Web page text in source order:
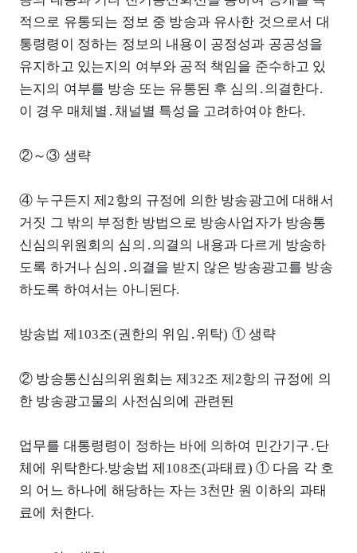
적으로 유통되는 정보 중 방송과 유사한 것으로서 대
통령령이 정하는 정보의 내용이 공정성과 공공성을
유지하고 있는지의 여부와 공적 책임을 준수하고 있
는지의 여부를 방송 또는 유통된 후 심의․의결한다.
이 경우 매체별․채널별 특성을 고려하여야 한다.
②～③ 생략
④ 누구든지 제2항의 규정에 의한 방송광고에 대해서
거짓 그 밖의 부정한 방법으로 방송사업자가 방송통
신심의위원회의 심의․의결의 내용과 다르게 방송하
도록 하거나 심의․의결을 받지 않은 방송광고를 방송
하도록 하여서는 아니된다.
방송법 제103조(권한의 위임․위탁) ① 생략
② 방송통신심의위원회는 제32조 제2항의 규정에 의
한 방송광고물의 사전심의에 관련된
업무를 대통령령이 정하는 바에 의하여 민간기구․단
체에 위탁한다.방송법 제108조(과태료) ① 다음 각 호
의 어느 하나에 해당하는 자는 3천만 원 이하의 과태
료에 처한다.